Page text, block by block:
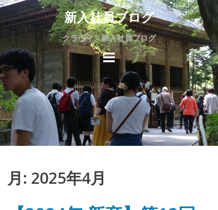
Skip
content
新入社員ブログ
クラヴィス新入社員ブログ
月: 2025年4月